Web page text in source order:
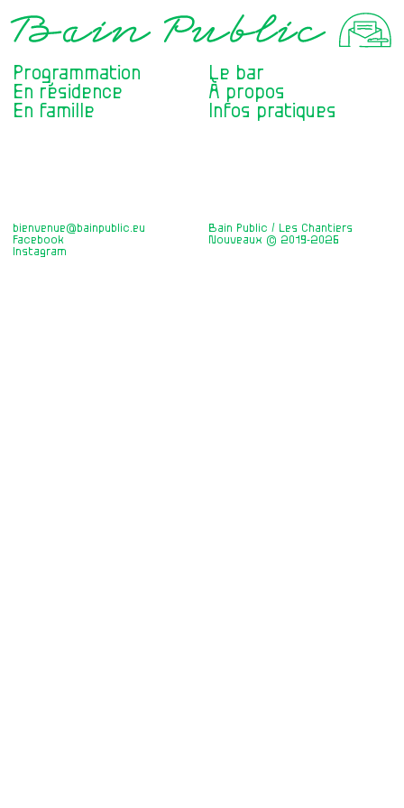
Programmation
En résidence
En famille
Le bar
À propos
Infos pratiques
bienvenue@bainpublic.eu
Facebook
Instagram
Bain Public / Les Chantiers
Nouveaux © 2019-2026